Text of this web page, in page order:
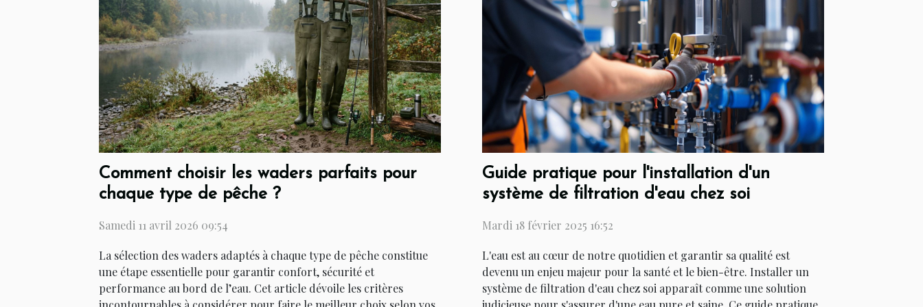
Comment choisir les waders parfaits pour
chaque type de pêche ?
Samedi 11 avril 2026 09:54
La sélection des waders adaptés à chaque type de pêche constitue
une étape essentielle pour garantir confort, sécurité et
performance au bord de l’eau. Cet article dévoile les critères
Guide pratique pour l'installation d'un
système de filtration d'eau chez soi
Mardi 18 février 2025 16:52
L'eau est au cœur de notre quotidien et garantir sa qualité est
devenu un enjeu majeur pour la santé et le bien-être. Installer un
système de filtration d'eau chez soi apparaît comme une solution